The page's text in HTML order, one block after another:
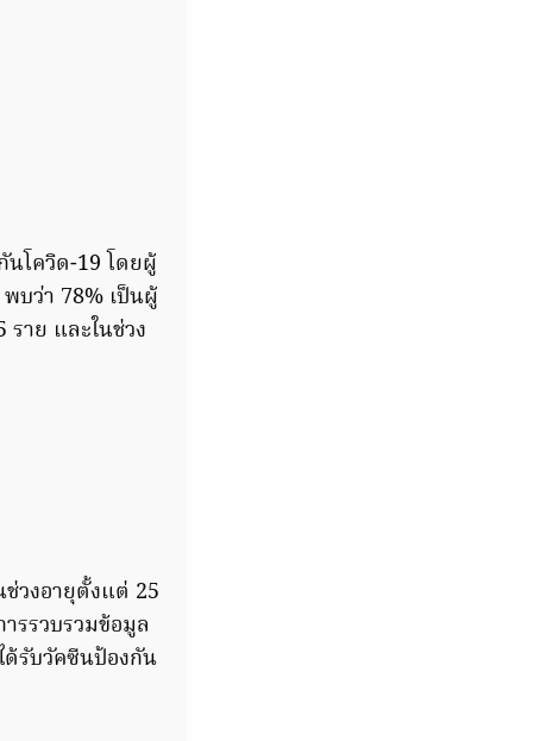
โควิด-19 โดยผู้
บว่า 78% เป็นผู้
าย และในช่วง
ช่วงอายุตั้งแต่ 25
รรวบรวมข้อมูล
ด้รับวัคซีนป้องกัน